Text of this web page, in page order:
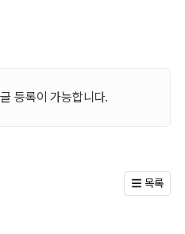
등록이 가능합니다.
목록